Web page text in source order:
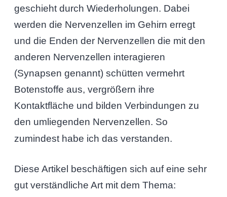
geschieht durch Wiederholungen. Dabei
werden die Nervenzellen im Gehirn erregt
und die Enden der Nervenzellen die mit den
anderen Nervenzellen interagieren
(Synapsen genannt) schütten vermehrt
Botenstoffe aus, vergrößern ihre
Kontaktfläche und bilden Verbindungen zu
den umliegenden Nervenzellen. So
zumindest habe ich das verstanden.
Diese Artikel beschäftigen sich auf eine sehr
gut verständliche Art mit dem Thema: